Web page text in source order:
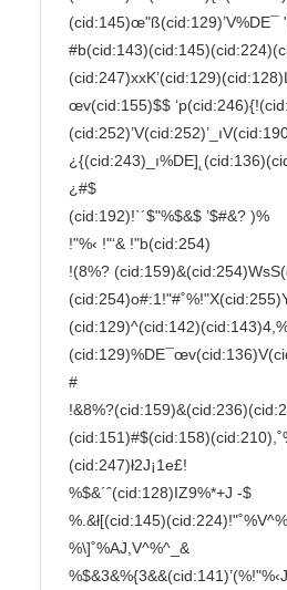
(cid:145)œ"ß(cid:129)’V%DE¯
œv(cid:155)$$
¿#$
(cid:192)!`´$"%$&$ ’$#&? )%
!"%‹ !"‘& !"b(cid:254)
!(8%?
#
(cid:247)ł2J¡1e£!
%$&´ˆ(cid:128)IZ9%*+J -$
%\]˚%AJ,V^%^_&